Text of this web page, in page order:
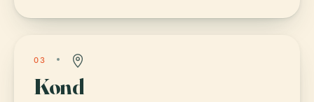
03
Kond